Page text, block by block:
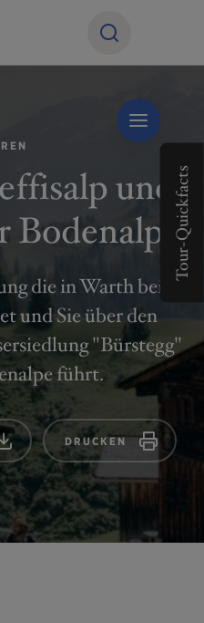
und
Bodenalpe
die in Warth beim
und Sie über den
"Bürstegg"
führt.
DRUCKEN
Tour-Quickfacts